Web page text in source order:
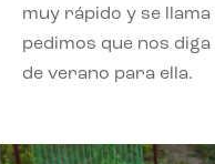
muy rápido y se llama
pedimos que nos
de verano para ella.